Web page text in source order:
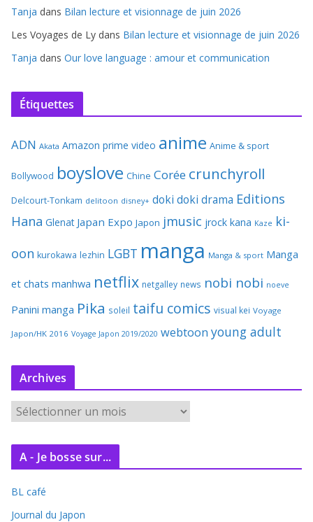
Tanja dans Bilan lecture et visionnage de juin 2026
Les Voyages de Ly dans Bilan lecture et visionnage de juin 2026
Tanja dans Our love language : amour et communication
Étiquettes
ADN Akata Amazon prime video anime Anime & sport
Bollywood boyslove Chine Corée crunchyroll
Delcourt-Tonkam delitoon disney+ doki doki drama Editions
Hana Glenat Japan Expo Japon jmusic jrock kana Kaze ki-
oon kurokawa lezhin LGBT manga Manga & sport Manga
et chats manhwa netflix netgalley news nobi nobi noeve
Panini manga Pika soleil taifu comics visual kei Voyage
Japon/HK 2016 Voyage Japon 2019/2020 webtoon young adult
Archives
r
c
v
e
A - Je bosse sur...
BL café
Journal du Japon